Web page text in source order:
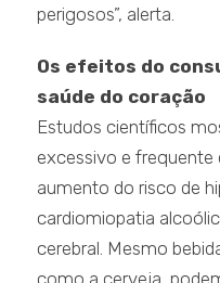
perigosos”, alerta.
Os efeitos do
saúde do coração
Estudos científicos
excessivo e frequente
aumento do risco de
cardiomiopatia
cerebral. Mesmo